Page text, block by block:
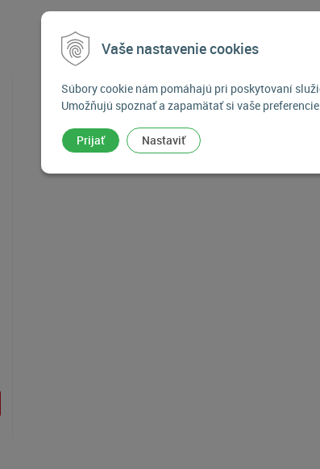
Vaše nastavenie cookies
Súbory cookie nám pomáhajú pri poskytovaní
Umožňujú spoznať a zapamätať si vaše
Prijať Nastaviť